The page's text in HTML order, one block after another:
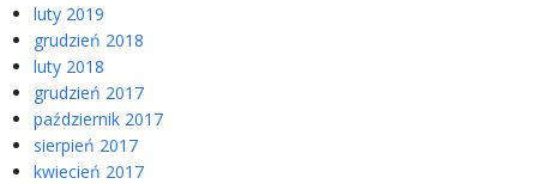
luty 2019
grudzień 2018
luty 2018
grudzień 2017
październik 2017
sierpień 2017
kwiecień 2017